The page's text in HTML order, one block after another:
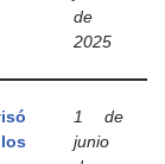
de
2025
1 de
junio